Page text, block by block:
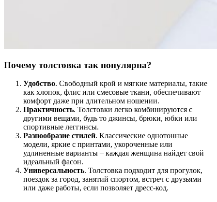
Почему толстовка так популярна?
Удобство. Свободный крой и мягкие материалы, такие
как хлопок, флис или смесовые ткани, обеспечивают
комфорт даже при длительном ношении.
Практичность. Толстовки легко комбинируются с
другими вещами, будь то джинсы, брюки, юбки или
спортивные леггинсы.
Разнообразие стилей. Классические однотонные
модели, яркие с принтами, укороченные или
удлиненные варианты – каждая женщина найдет свой
идеальный фасон.
Универсальность. Толстовка подходит для прогулок,
поездок за город, занятий спортом, встреч с друзьями
или даже работы, если позволяет дресс-код.